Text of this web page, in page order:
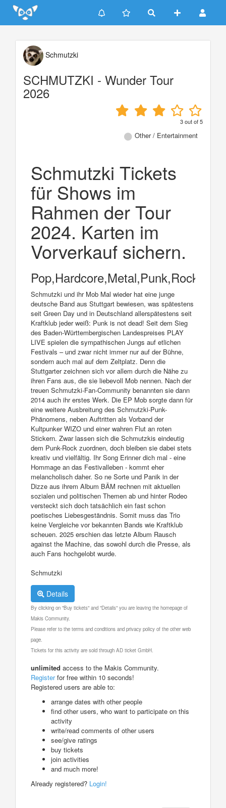
Update cookies preferences
Schmutzki
SCHMUTZKI - Wunder Tour
2026
3out of5
Other / Entertainment
Schmutzki Tickets
für Shows im
Rahmen der Tour
2024. Karten im
Vorverkauf sichern.
Pop,Hardcore,Metal,Punk,Rock
Schmutzki und ihr Mob Mal wieder hat eine junge
deutsche Band aus Stuttgart bewiesen, was spätestens
seit Green Day und in Deutschland allerspätestens seit
Kraftklub jeder weiß: Punk is not dead! Seit dem Sieg
des Baden-Württembergischen Landespreises PLAY
LIVE spielen die sympathischen Jungs auf etlichen
Festivals – und zwar nicht immer nur auf der Bühne,
sondern auch mal auf dem Zeltplatz. Denn die
Stuttgarter zeichnen sich vor allem durch die Nähe zu
ihren Fans aus, die sie liebevoll Mob nennen. Nach der
treuen Schmutzki-Fan-Community benannten sie dann
2014 auch ihr erstes Werk. Die EP Mob sorgte dann für
eine weitere Ausbreitung des Schmutzki-Punk-
Phänomens, neben Auftritten als Vorband der
Kultpunker WIZO und einer wahren Flut an roten
Stickern. Zwar lassen sich die Schmutzkis eindeutig
dem Punk-Rock zuordnen, doch bleiben sie dabei stets
kreativ und vielfältig. Ihr Song Erinner dich mal - eine
Hommage an das Festivalleben - kommt eher
melancholisch daher. So ne Sorte und Panik in der
Dizze aus ihrem Album BÄM rechnen mit aktuellen
sozialen und politischen Themen ab und hinter Rodeo
versteckt sich doch tatsächlich ein fast schon
poetisches Liebesgeständnis. Somit muss das Trio
keine Vergleiche vor bekannten Bands wie Kraftklub
scheuen. 2025 erschien das letzte Album Rausch
against the Machine, das sowohl durch die Presse, als
auch Fans hochgelobt wurde.
Schmutzki
Details
By clicking on "Buy tickets" and "Details" you are leaving the homepage of
Makis Community.
Please refer to the terms and conditions and privacy policy of the other web
page.
Tickets for this activity are sold through AD ticket GmbH.
unlimited access to the Makis Community.
Registerfor free within 10 seconds!
Registered users are able to:
arrange dates with other people
find other users, who want to participate on this
activity
write/read comments of other users
see/give ratings
buy tickets
join activities
and much more!
Already registered? Login!